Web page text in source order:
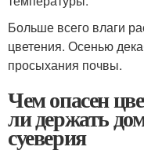
Больше всего влаги
цветения. Осенью
просыхания почвы.
Чем опасен
ли держать
суеверия